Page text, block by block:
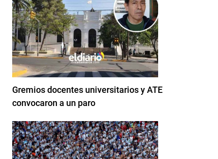
Gremios docentes universitarios y ATE
convocaron a un paro